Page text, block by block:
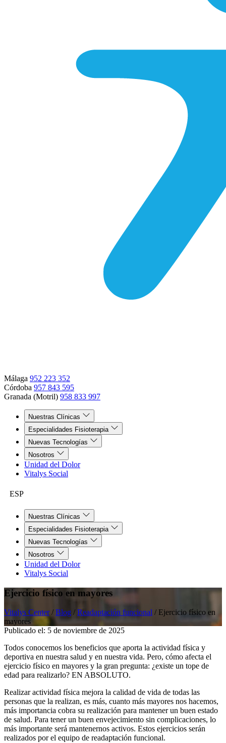
Málaga 952 223 352
Córdoba 957 843 595
Granada (Motril) 958 833 997
Nuestras Clínicas
Especialidades Fisioterapia
Nuevas Tecnologías
Nosotros
Unidad del Dolor
Vitalys Social
ESP
Nuestras Clínicas
Especialidades Fisioterapia
Nuevas Tecnologías
Nosotros
Unidad del Dolor
Vitalys Social
Ejercicio físico en mayores
Vitalys Center / Blog / Readaptación funcional / Ejercicio físico en
mayores
Publicado el: 5 de noviembre de 2025
Todos conocemos los beneficios que aporta la actividad física y
deportiva en nuestra salud y en nuestra vida. Pero, cómo afecta el
ejercicio físico en mayores y la gran pregunta: ¿existe un tope de
edad para realizarlo? EN ABSOLUTO.
Realizar actividad física mejora la calidad de vida de todas las
personas que la realizan, es más, cuanto más mayores nos hacemos,
más importancia cobra su realización para mantener un buen estado
de salud. Para tener un buen envejecimiento sin complicaciones, lo
más importante será mantenernos activos. Estos ejercicios serán
realizados por el equipo de readaptación funcional.